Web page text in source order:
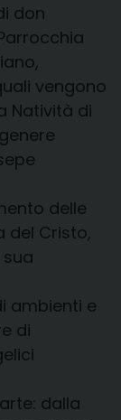
don
vengono
Natività di
delle
del Cristo,
ambienti e
di
dalla